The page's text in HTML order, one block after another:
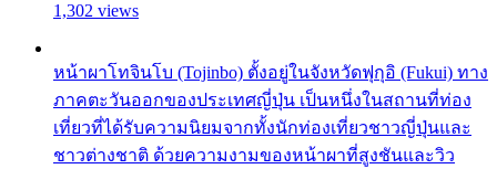
1,302 views
หน้าผาโทจินโบ (Tojinbo) ตั้งอยู่ในจังหวัดฟุกุอิ (Fukui) ทาง
ภาคตะวันออกของประเทศญี่ปุ่น เป็นหนึ่งในสถานที่ท่อง
เที่ยวที่ได้รับความนิยมจากทั้งนักท่องเที่ยวชาวญี่ปุ่นและ
ชาวต่างชาติ ด้วยความงามของหน้าผาที่สูงชันและวิว